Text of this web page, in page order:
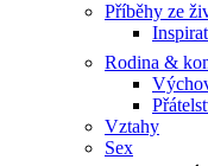
Příběhy ze
Rodina &
Vztahy
Sex